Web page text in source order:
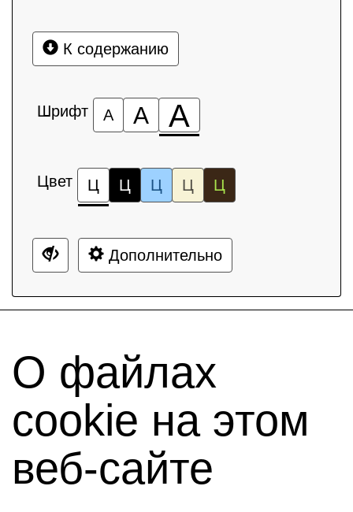
К содержанию
Шрифт А А А
Цвет Ц Ц Ц Ц Ц
Дополнительно
О файлах
cookie на этом
веб-сайте